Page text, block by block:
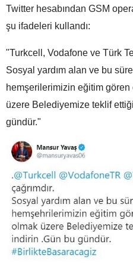
Twitter hesabından GSM
şu ifadeleri kullandı:
"Turkcell, Vodafone ve Türk
Sosyal yardım alan ve bu
hemşerilerimizin eğitim gören
üzere Belediyemize teklif
gündür."